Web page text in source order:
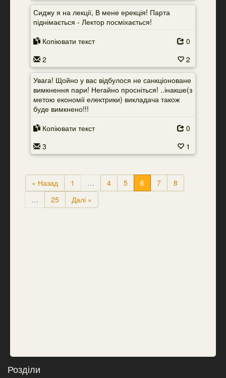
Сиджу я на лекції, В мене ерекція! Парта
піднімається - Лектор посміхається!
Копіювати текст
0
2
2
Увага! Щойно у вас відбулося не санкціоноване
вимкнення пари! Негайно просніться! ..інакше(з
метою економії електрики) викладача також
буде вимкнено!!!
Копіювати текст
0
3
1
« Назад 1 … 4 5 6 7
8
…
25 Далі »
Розділи